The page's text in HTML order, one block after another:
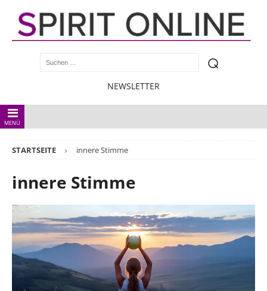
NEWSLETTER
MENÜ
STARTSEITE innere Stimme
innere Stimme